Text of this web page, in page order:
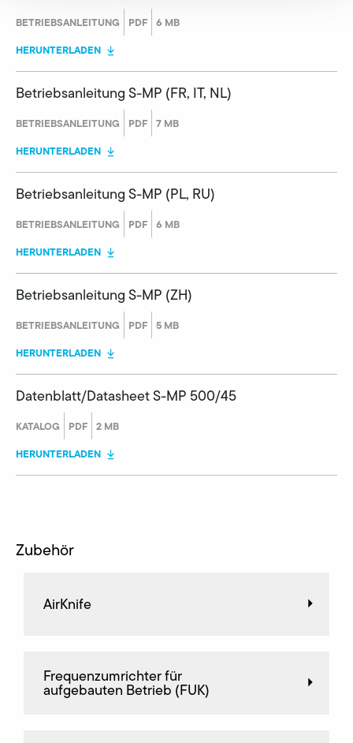
BETRIEBSANLEITUNG PDF 6 MB
HERUNTERLADEN
Betriebsanleitung S-MP (FR, IT, NL)
BETRIEBSANLEITUNG PDF 7 MB
HERUNTERLADEN
Betriebsanleitung S-MP (PL, RU)
BETRIEBSANLEITUNG PDF 6 MB
HERUNTERLADEN
Betriebsanleitung S-MP (ZH)
BETRIEBSANLEITUNG PDF 5 MB
HERUNTERLADEN
Datenblatt/Datasheet S-MP 500/45
KATALOG PDF 2 MB
HERUNTERLADEN
Zubehör
AirKnife
Frequenz­umrichter für
aufgebauten Betrieb (FUK)